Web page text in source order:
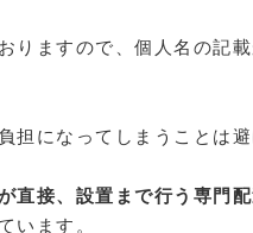
りますので、個人名の記
担になってしまうことは
直接、設置まで行う専門配
います。